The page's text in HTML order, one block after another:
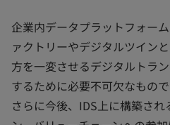
企業内データプラットフォー
ァクトリーやデジタルツイン
方を一変させるデジタルトラ
するために必要不可欠なもので
さらに今後、IDS上に構築さ